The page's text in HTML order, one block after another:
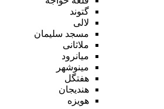
گتوند
لالی
مسجد سلیمان
ملاثانی
میانرود
مینوشهر
هفتگل
هندیجان
هویزه